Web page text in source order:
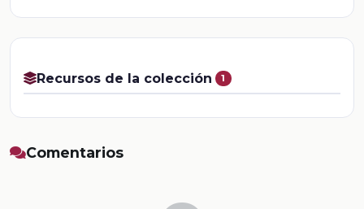
Recursos de la colección 1
Comentarios